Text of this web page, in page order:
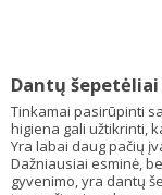
Dantų šepetėliai
Tinkamai pasirūpinti
higiena gali užtikrinti,
Yra labai daug pačių
Dažniausiai esminė,
gyvenimo, yra dantų